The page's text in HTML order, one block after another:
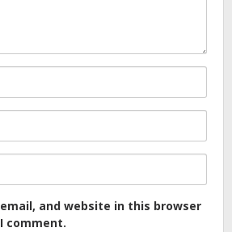
and website in this browser
comment.